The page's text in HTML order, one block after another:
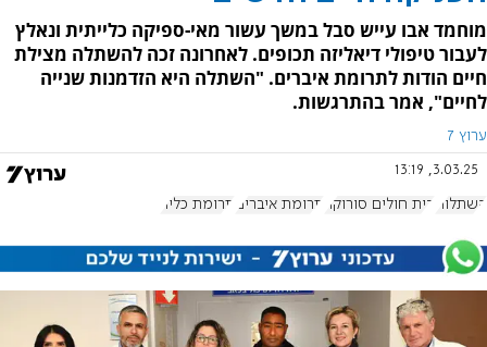
מוחמד אבו עייש סבל במשך עשור מאי-ספיקה כלייתית ונאלץ
לעבור טיפולי דיאליזה תכופים. לאחרונה זכה להשתלה מצילת
חיים הודות לתרומת איברים. "השתלה היא הזדמנות שנייה
לחיים", אמר בהתרגשות.
ערוץ 7
3.03.25, 13:19
השתלות בית חולים סורוקה תרומת איברים תרומת כליה